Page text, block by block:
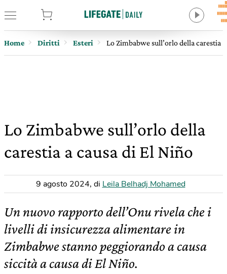
Home Diritti Esteri Lo Zimbabwe sull’orlo della carestia
Lo Zimbabwe sull’orlo della
carestia a causa di El Niño
9 agosto 2024, di Leila Belhadj Mohamed
Un nuovo rapporto dell’Onu rivela che i
livelli di insicurezza alimentare in
Zimbabwe stanno peggiorando a causa
siccità a causa di El Niño.